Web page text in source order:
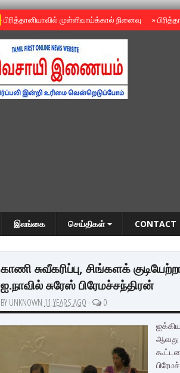
»பிரித்தானியாவில் முள்ளிவாய்க்கால் நினைவு »
இலங்கை செய்திகள் CONTACT
காணி சுவீகரிப்பு, சிங்களக்
ஐ.நாவில் சுரேஸ் பிரேமச்சந்திரன்
BY UNKNOWN 11 YEARS AGO - 0
ஆவது